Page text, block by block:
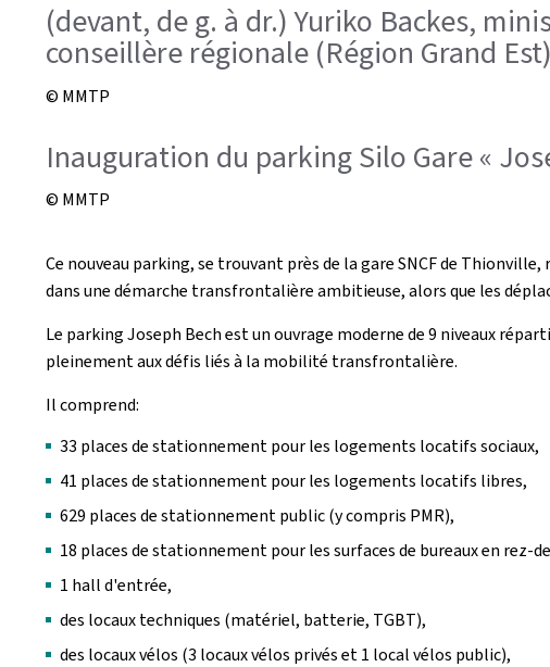
(devant, de g. à dr.) Yuriko Backes,
conseillère régionale (Région Grand Est)
© MMTP
Inauguration du parking Silo Gare «
© MMTP
Ce nouveau parking, se trouvant près de la gare SNCF de
dans une démarche transfrontalière ambitieuse, alors que les
Le parking Joseph Bech est un ouvrage moderne de 9 niveaux
pleinement aux défis liés à la mobilité transfrontalière.
Il comprend:
33 places de stationnement pour les logements locatifs sociaux,
41 places de stationnement pour les logements locatifs libres,
629 places de stationnement public (y compris PMR),
18 places de stationnement pour les surfaces de bureaux en rez-
1 hall d'entrée,
des locaux techniques (matériel, batterie, TGBT),
des locaux vélos (3 locaux vélos privés et 1 local vélos public),